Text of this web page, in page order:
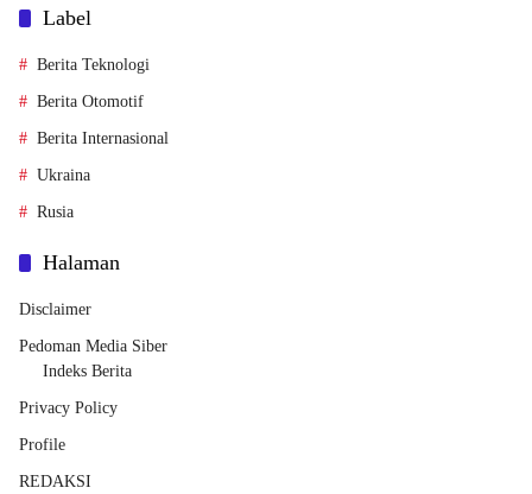
Label
Berita Teknologi
Berita Otomotif
Berita Internasional
Ukraina
Rusia
Halaman
Disclaimer
Pedoman Media Siber
Indeks Berita
Privacy Policy
Profile
REDAKSI